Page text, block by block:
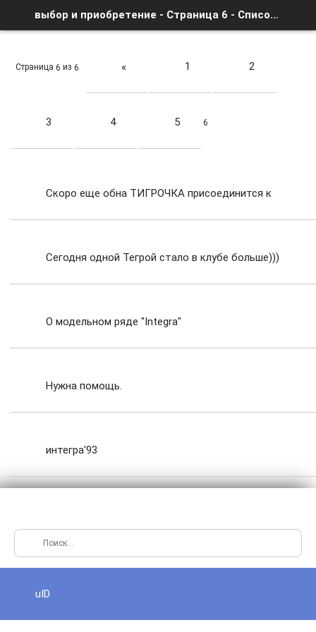
выбор и приобретение - Страница 6 - Список форумов
Страница 6 из 6 « 1 2
3 4 5 6
Скоро еще обна ТИГРОЧКА присоединится к
Сегодня одной Тегрой стало в клубе больше)))
О модельном ряде "Integra"
Нужна помощь.
интегра'93
uID